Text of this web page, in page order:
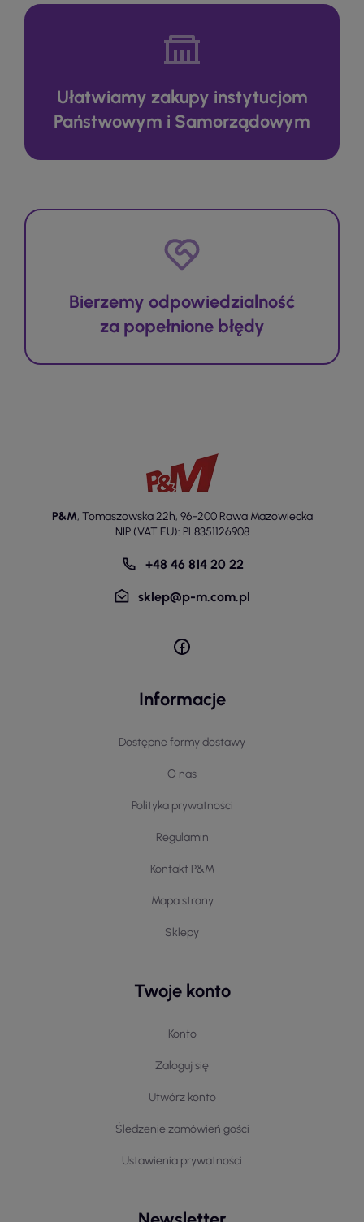
Ułatwiamy zakupy instytucjom
Państwowym i Samorządowym
Bierzemy odpowiedzialność
za popełnione błędy
P&M, Tomaszowska 22h, 96-200 Rawa Mazowiecka
NIP (VAT EU): PL8351126908
+48 46 814 20 22
sklep@p-m.com.pl
Informacje
Dostępne formy dostawy
O nas
Polityka prywatności
Regulamin
Kontakt P&M
Mapa strony
Sklepy
Twoje konto
Konto
Zaloguj się
Utwórz konto
Śledzenie zamówień gości
Ustawienia prywatności